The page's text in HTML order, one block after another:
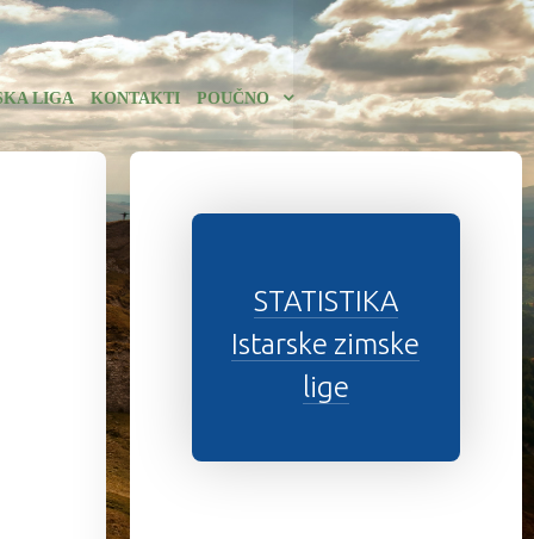
LIGA KONTAKTI POUČNO
STATISTIKA
Istarske zimske
lige